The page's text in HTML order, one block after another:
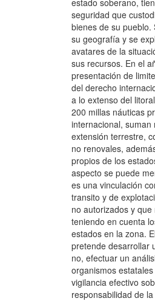
estado soberano,
seguridad que
bienes de su
su geografía y se
avatares de la
sus recursos. En el
presentación de
del derecho
a lo extenso del
200 millas náuticas
internacional,
extensión terrestre,
no renovales,
propios de los
aspecto se puede
es una vinculación
transito y de
no autorizados y
teniendo en cuenta
estados en la zona.
pretende desarrollar
no, efectuar un
organismos
vigilancia efectivo
responsabilidad de